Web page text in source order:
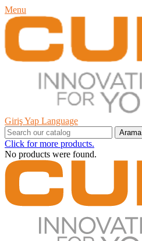
Menu
Giriş Yap Language
Arama
Click for more products.
No products were found.